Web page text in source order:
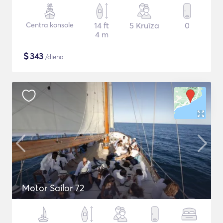
Centra konsole
14 ft
4 m
5 Kruīza 0
$343 /diena
Motor Sailor 72